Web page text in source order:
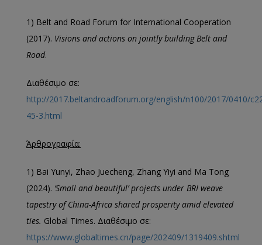
1) Belt and Road Forum for International Cooperation
(2017). Visions and actions on jointly building Belt and
Road.
Διαθέσιμο σε:
http://2017.beltandroadforum.org/english/n100/2017/0410/
45-3.html
Άρθρογραφία:
1) Bai Yunyi, Zhao Juecheng, Zhang Yiyi and Ma Tong
(2024). ‘Small and beautiful’ projects under BRI weave
tapestry of China-Africa shared prosperity amid elevated
ties. Global Times. Διαθέσιμο σε:
https://www.globaltimes.cn/page/202409/1319409.shtml